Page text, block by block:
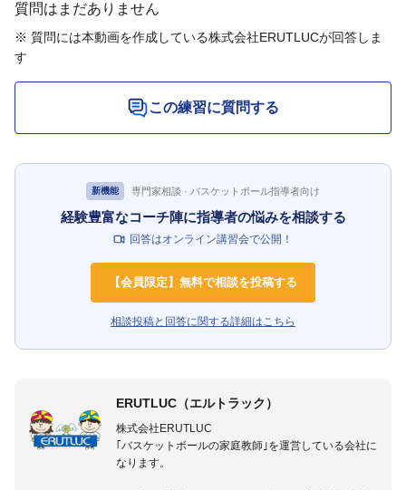
質問はまだありません
※ 質問には本動画を作成している株式会社ERUTLUCが回答しま
す
この練習に質問する
新機能 専門家相談 · バスケットボール指導者向け
経験豊富なコーチ陣に指導者の悩みを相談する
回答はオンライン講習会で公開！
【会員限定】無料で相談を投稿する
相談投稿と回答に関する詳細はこちら
ERUTLUC（エルトラック）
株式会社ERUTLUC
｢バスケットボールの家庭教師｣を運営している会社に
なります。